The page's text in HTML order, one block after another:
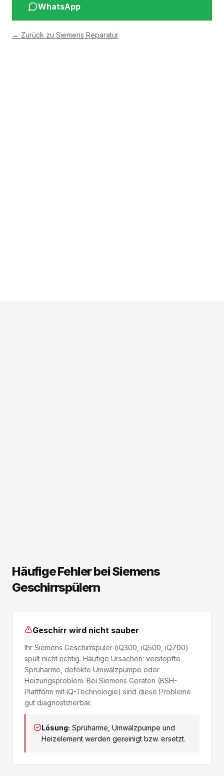
WhatsApp
← Zurück zu Siemens Reparatur
Häufige Fehler bei Siemens
Geschirrspülern
Geschirr wird nicht sauber
Ihr Siemens Geschirrspüler (iQ300, iQ500, iQ700)
spült nicht richtig. Häufige Ursachen: verstopfte
Sprüharme, defekte Umwälzpumpe oder
Heizungsproblem. Bei Siemens Geräten (BSH-
Plattform mit iQ-Technologie) sind diese Probleme
gut diagnostizierbar.
Lösung: Sprüharme, Umwälzpumpe und
Heizelement werden gereinigt bzw. ersetzt.